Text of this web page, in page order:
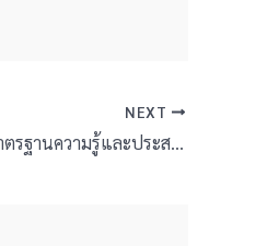
NEXT
สพป.บุรีรัมย์ เขต 4 จัดสอบแข่งขัน ภาค ข (มาตรฐานความรู้และประสบการณ์วิชาชีพ) ตำแหน่ง ครูผู้ช่วย สนามสอบโรงเรียนอนุบาลพุทไธสง